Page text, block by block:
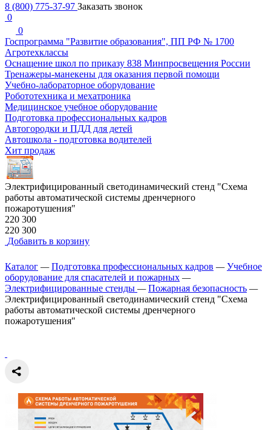
8 (800) 775-37-97 Заказать звонок
0
0
Госпрограмма "Развитие образования", ПП РФ № 1700
Агротехклассы
Оснащение школ по приказу 838 Минпросвещения России
Тренажеры-манекены для оказания первой помощи
Учебно-лабораторное оборудование
Робототехника и мехатроника
Медицинское учебное оборудование
Подготовка профессиональных кадров
Автогородки и ПДД для детей
Автошкола - подготовка водителей
Хит продаж
Электрифицированный светодинамический стенд "Схема
работы автоматической системы дренчерного
пожаротушения"
220 300
220 300
Добавить в корзину
Каталог —Подготовка профессиональных кадров —Учебное
оборудование для спасателей и пожарных —
Электрифицированные стенды —Пожарная безопасность —
Электрифицированный светодинамический стенд "Схема
работы автоматической системы дренчерного
пожаротушения"